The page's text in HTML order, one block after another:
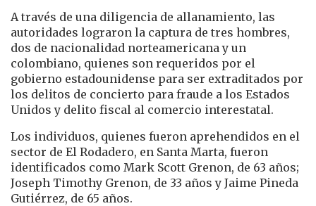
A través de una diligencia de allanamiento, las
autoridades lograron la captura de tres hombres,
dos de nacionalidad norteamericana y un
colombiano, quienes son requeridos por el
gobierno estadounidense para ser extraditados por
los delitos de concierto para fraude a los Estados
Unidos y delito fiscal al comercio interestatal.
Los individuos, quienes fueron aprehendidos en el
sector de El Rodadero, en Santa Marta, fueron
identificados como Mark Scott Grenon, de 63 años;
Joseph Timothy Grenon, de 33 años y Jaime Pineda
Gutiérrez, de 65 años.